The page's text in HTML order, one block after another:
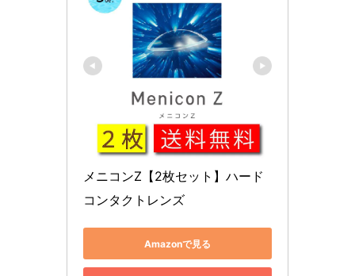
メニコンZ【2枚セット】ハード
コンタクトレンズ
Amazonで見る